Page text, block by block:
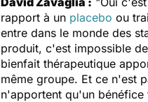
rapport à un placebo ou
entre dans le monde des
produit, c'est impossible
bienfait thérapeutique
même groupe. Et ce n'est
n'apportent qu'un